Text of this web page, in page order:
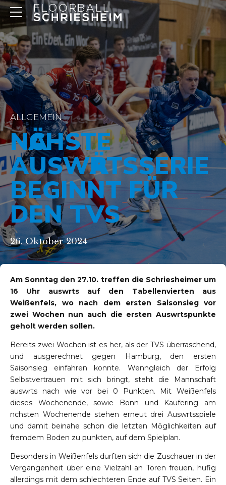
ALLGEMEIN
NӒCHSTE
AUSWӒRTSSERIE
BEGINNT FÜR
DEN TVS
26. Oktober 2024
Am Sonntag den 27.10. treffen die Schriesheimer um
16 Uhr auswӓrts auf den Tabellenvierten aus
Weißenfels, wo nach dem ersten Saisonsieg vor
zwei Wochen nun auch die ersten Auswӓrtspunkte
geholt werden sollen.
Bereits zwei Wochen ist es her, als der TVS überraschend,
und ausgerechnet gegen Hamburg, den ersten
Saisonsieg einfahren konnte. Wenngleich der Erfolg
Selbstvertrauen mit sich bringt, steht die Mannschaft
auswӓrts nach wie vor bei 0 Punkten. Mit Weißenfels
dieses Wochenende, sowie Bonn und Kaufering am
nӓchsten Wochenende stehen erneut drei Auswӓrtsspiele
und damit beinahe schon die letzten Mӧglichkeiten auf
fremdem Boden zu punkten, auf dem Spielplan.
Besonders in Weißenfels durften sich die Zuschauer in der
Vergangenheit über eine Vielzahl an Toren freuen, hӓufig
allerdings mit dem schlechteren Ende auf TVS Seiten. Ein